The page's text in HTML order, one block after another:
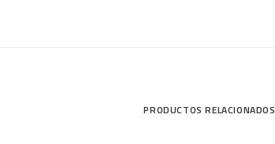
PRODUCTOS RELACIONADOS